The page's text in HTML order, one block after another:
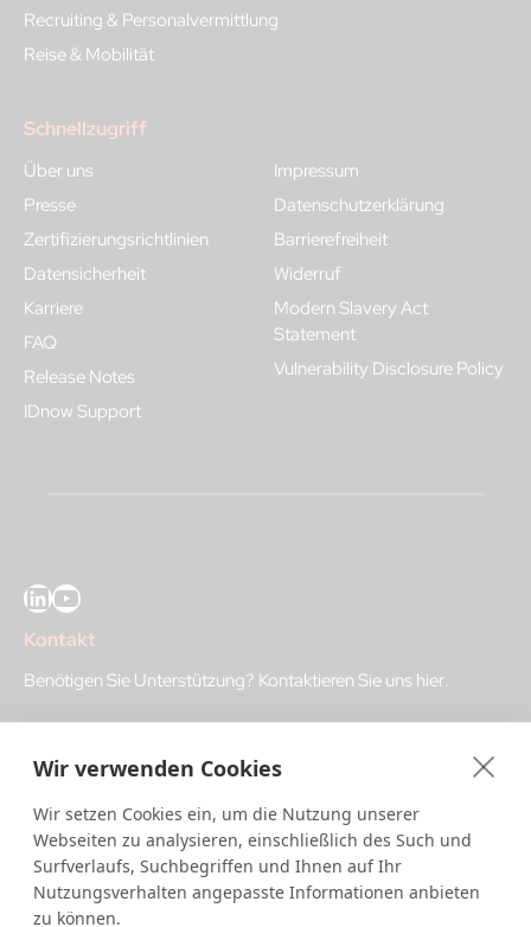
Recruiting & Personalvermittlung
Reise & Mobilität
Schnellzugriff
Über uns
Presse
Zertifizierungsrichtlinien
Datensicherheit
Karriere
FAQ
Release Notes
IDnow Support
Impressum
Datenschutzerklärung
Barrierefreiheit
Widerruf
Modern Slavery Act
Statement
Vulnerability Disclosure Policy
LinkedIn YouTube
Kontakt
Benötigen Sie Unterstützung? Kontaktieren Sie uns hier.
Auenstraße 100, 80469 Munich, Germany
Geschäftszeiten
dent-Center
08:00 – 00:00 Uhr MEZ reguläre Zeiten
Wir verwenden Cookies
Wir setzen Cookies ein, um die Nutzung unserer
Webseiten zu analysieren, einschließlich des Such und
Surfverlaufs, Suchbegriffen und Ihnen auf Ihr
Nutzungsverhalten angepasste Informationen anbieten
zu können.